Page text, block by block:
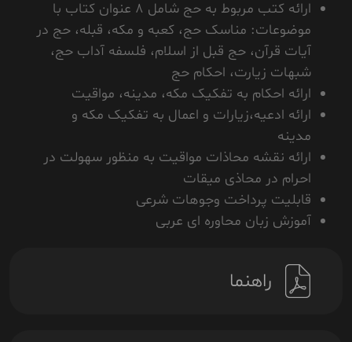
ارائه کتب مربوط به حج شامل 8 عنوان کتاب با
موضوعات: مناسک حج، کعبه و مکه، قبله، حج در
آیات قرآن، حج قبل از اسلام، فلسفه آداب حج،
شبهات زیارت، احکام حج
ارائه احکام به تفکیک مکه، مدینه، مواقیت
ارائه ادعیه،زیارات و اعمال به تفکیک مکه و
مدینه
ارائه نقشه محاذات مواقیت به منظور سهولت در
احرام در محاذی میقات
قابلیت پرداخت وجوهات شرعی
آموزش زبان محاوره ای عربی
راهنما